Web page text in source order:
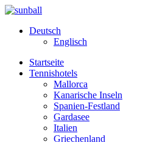
Deutsch
Englisch
Startseite
Tennishotels
Mallorca
Kanarische Inseln
Spanien-Festland
Gardasee
Italien
Griechenland